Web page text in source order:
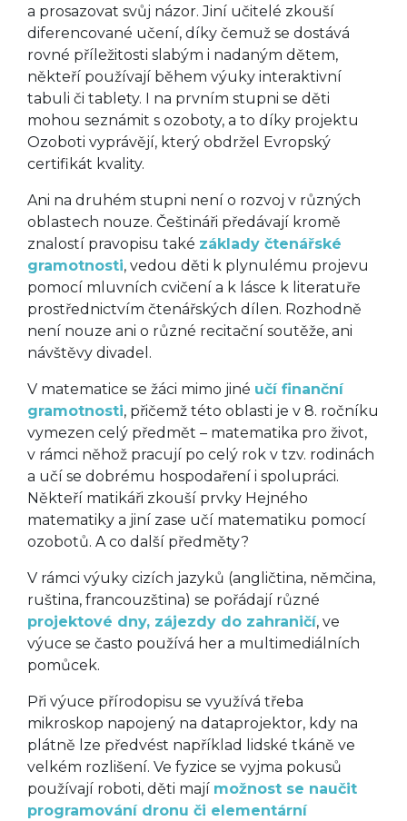
a prosazovat svůj názor. Jiní učitelé zkouší
diferencované učení, díky čemuž se dostává
rovné příležitosti slabým i nadaným dětem,
někteří používají během výuky interaktivní
tabuli či tablety. I na prvním stupni se děti
mohou seznámit s ozoboty, a to díky projektu
Ozoboti vyprávějí, který obdržel Evropský
certifikát kvality.
Ani na druhém stupni není o rozvoj v různých
oblastech nouze. Češtináři předávají kromě
znalostí pravopisu také základy čtenářské
gramotnosti, vedou děti k plynulému projevu
pomocí mluvních cvičení a k lásce k literatuře
prostřednictvím čtenářských dílen. Rozhodně
není nouze ani o různé recitační soutěže, ani
návštěvy divadel.
V matematice se žáci mimo jiné učí finanční
gramotnosti, přičemž této oblasti je v 8. ročníku
vymezen celý předmět – matematika pro život,
v rámci něhož pracují po celý rok v tzv. rodinách
a učí se dobrému hospodaření i spolupráci.
Někteří matikáři zkouší prvky Hejného
matematiky a jiní zase učí matematiku pomocí
ozobotů. A co další předměty?
V rámci výuky cizích jazyků (angličtina, němčina,
ruština, francouzština) se pořádají různé
projektové dny, zájezdy do zahraničí, ve
výuce se často používá her a multimediálních
pomůcek.
Při výuce přírodopisu se využívá třeba
mikroskop napojený na dataprojektor, kdy na
plátně lze předvést například lidské tkáně ve
velkém rozlišení. Ve fyzice se vyjma pokusů
používají roboti, děti mají možnost se naučit
programování dronu či elementární